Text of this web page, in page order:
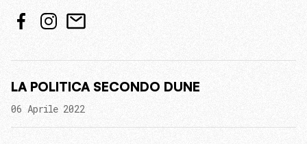
LA POLITICA SECONDO DUNE
06 Aprile 2022